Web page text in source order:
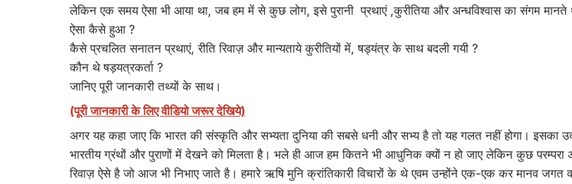
लेकिन एक समय ऐसा भी आया था, जब हम में से कुछ लोग, इसे पुरानी प्रथाएं ,कुरीतिया और अन्धविश्वास का संगम मानते
ऐसा कैसे हुआ ?
कैसे प्रचलित सनातन प्रथाएं, रीति रिवाज़ और मान्यताये कुरीतियों में, षड्यंत्र के साथ बदली गयी ?
कौन थे षड़यत्रकर्ता ?
जानिए पूरी जानकारी तथ्यों के साथ।
(पूरी जानकारी के लिए वीडियो जरूर देखिये)
अगर यह कहा जाए कि भारत की संस्कृति और सभ्यता दुनिया की सबसे धनी और सभ्य है तो यह गलत नहीं होगा। इसका
भारतीय ग्रंथों और पुराणों में देखने को मिलता है। भले ही आज हम कितने भी आधुनिक क्यों न हो जाए लेकिन कुछ परम्परा
रिवाज़ ऐसे है जो आज भी निभाए जाते है। हमारे ऋषि मुनि क्रांतिकारी विचारों के थे एवम उन्होंने एक-एक कर मानव जगत